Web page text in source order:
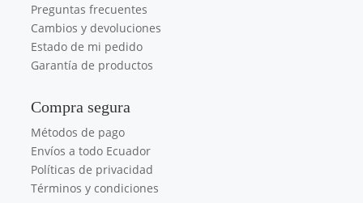
Preguntas frecuentes
Cambios y devoluciones
Estado de mi pedido
Garantía de productos
Compra segura
Métodos de pago
Envíos a todo Ecuador
Políticas de privacidad
Términos y condiciones